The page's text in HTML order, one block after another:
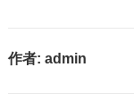
作者: admin